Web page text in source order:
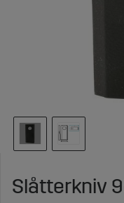
Slåtterkniv